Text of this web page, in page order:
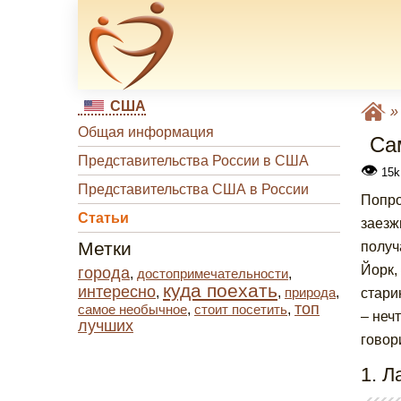
США
Общая информация
Представительства России в США
Представительства США в России
Статьи
Метки
города, достопримечательности,
интересно, куда поехать, природа,
самое необычное, стоит посетить, топ
лучших
»
👁
Йорк,
–
1.